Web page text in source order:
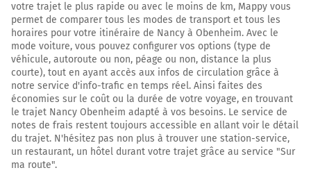
240 mètres
Continuer Boulevard Lobau sur 220 mètres
2,1 km
Continuer Boulevard Lobau sur 850 mètres
2,3 km
Prendre à droite et rejoindre M674. Continuer sur 5,5
3,1 km
votre trajet le plus rapide ou avec le moins de km, Mappy vous
permet de comparer tous les modes de transport et tous les
horaires pour votre itinéraire de Nancy à Obenheim. Avec le
mode voiture, vous pouvez configurer vos options (type de
véhicule, autoroute ou non, péage ou non, distance la plus
courte), tout en ayant accès aux infos de circulation grâce à
notre service d'info-trafic en temps réel. Ainsi faites des
économies sur le coût ou la durée de votre voyage, en trouvant
le trajet Nancy Obenheim adapté à vos besoins. Le service de
notes de frais restent toujours accessible en allant voir le détail
du trajet. N'hésitez pas non plus à trouver une station-service,
un restaurant, un hôtel durant votre trajet grâce au service "Sur
ma route".